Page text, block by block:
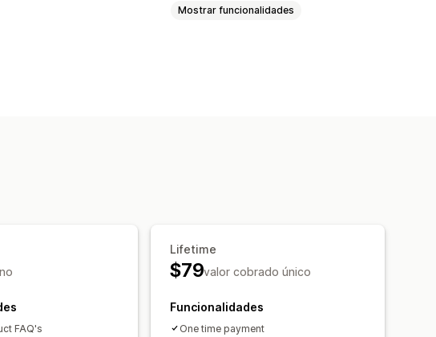
Mostrar funcionalidades
FAQ's
Lifetime
$79valor cobrado único
Funcionalidades
One time payment